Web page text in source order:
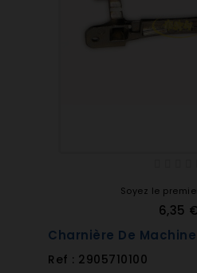
Soyez le
6,35 €
Charnière De Machine
Ref : 2905710100